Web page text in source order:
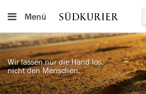
Menü
Wir lassen nur die Hand los,
nicht den Menschen.